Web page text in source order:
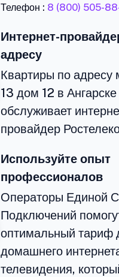
Телефон : 8 (800) 505-
Интернет-
адресу
Квартиры по адресу
13 дом 12 в Ангарске
обслуживает
провайдер
Используйте опыт
профессионалов
Операторы Единой
Подключений
оптимальный тариф
домашнего
телевидения,